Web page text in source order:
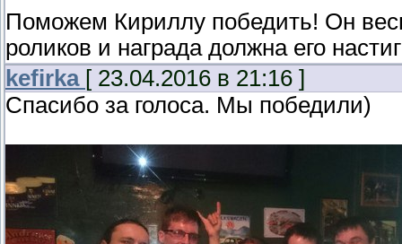
Поможем Кириллу победить! Он
роликов и награда должна его
kefirka [ 23.04.2016 в 21:16 ]
Спасибо за голоса. Мы победили)